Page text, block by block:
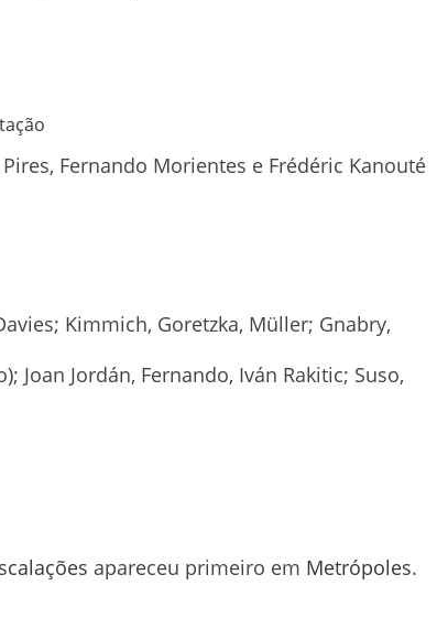
Fernando Morientes e Frédéric Kanouté
Kimmich, Goretzka, Müller; Gnabry,
Joan Jordán, Fernando, Iván Rakitic; Suso,
apareceu primeiro em Metrópoles.